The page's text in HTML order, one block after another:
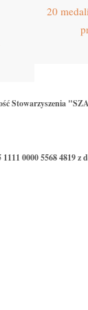
20
Stowarzyszenia
0000 5568 4819 z